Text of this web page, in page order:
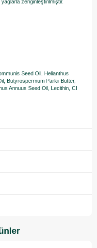
yağlarla zenginleştirilmiştir.
Seed Oil, Helianthus
Butyrospermum Parkii Butter,
Annuus Seed Oil, Lecithin, CI